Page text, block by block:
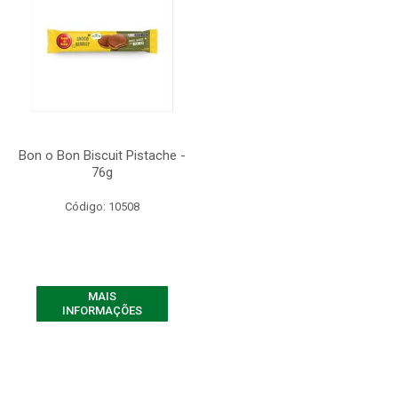
Bon o Bon Biscuit Pistache -
76g
Código: 10508
MAIS
INFORMAÇÕES